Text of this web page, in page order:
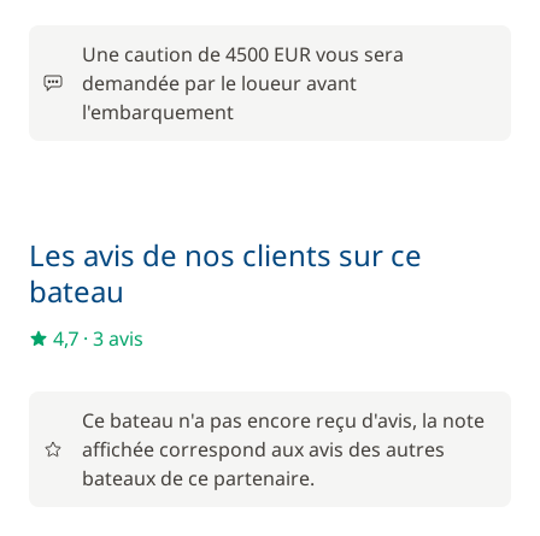
Forfait Nettoyage Retour
Matelas de pont
Pack Confort
Parking Voitures 6,00 €
/ nuit
Wifi
Une caution de 4500 EUR vous sera
demandée par le loueur avant
l'embarquement
Les avis de nos clients sur ce
bateau
4,7 · 3 avis
Ce bateau n'a pas encore reçu d'avis, la note
affichée correspond aux avis des autres
bateaux de ce partenaire.